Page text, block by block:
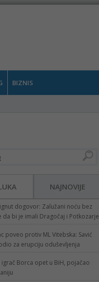
BIZNIS
NAJNOVIJE
dogovor: Zalužani noću bez
da bi je imali Dragočaj i Potkozarje
poveo protiv ML Vitebska: Savić
za erupciju oduševljenja
igrač Borca opet u BiH, pojačao